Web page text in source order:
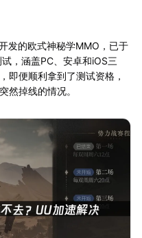
发的欧式神秘学MMO，已于
，涵盖PC、安卓和iOS三
即便顺利拿到了测试资格，
然掉线的情况。